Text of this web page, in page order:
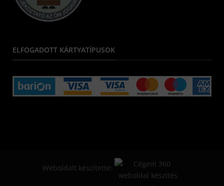
ELFOGADOTT KÁRTYATÍPUSOK
Weboldalt készítette: